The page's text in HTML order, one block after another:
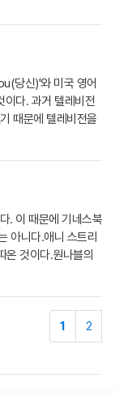
당신)'와 미국 영어
이다. 과거 텔레비전
때문에 텔레비전을
. 이 때문에 기네스북
아니다.애니 스트리
온 것이다.원나블의
1 2